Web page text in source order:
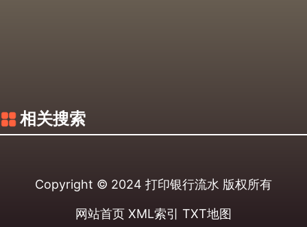
相关搜索
Copyright © 2024 打印银行流水 版权所有
网站首页 XML索引 TXT地图